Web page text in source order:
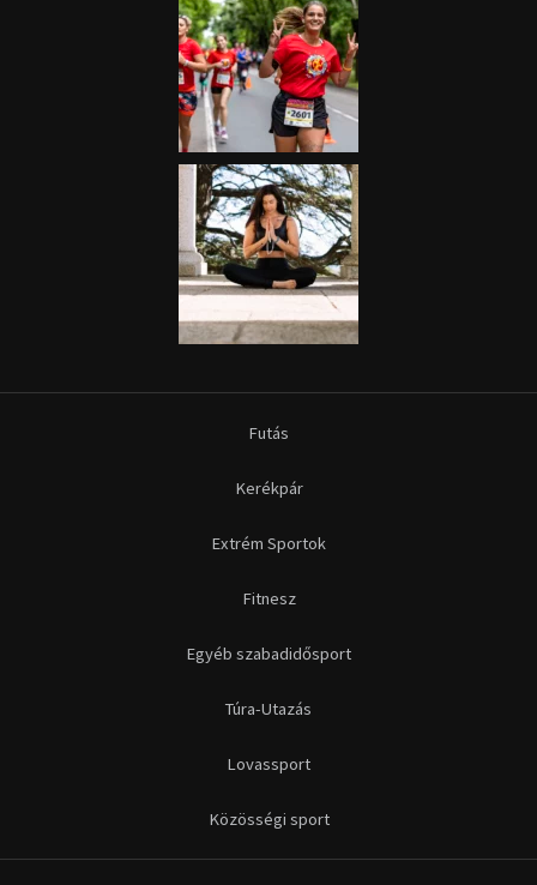
Futás
Kerékpár
Extrém Sportok
Fitnesz
Egyéb szabadidősport
Túra-Utazás
Lovassport
Közösségi sport